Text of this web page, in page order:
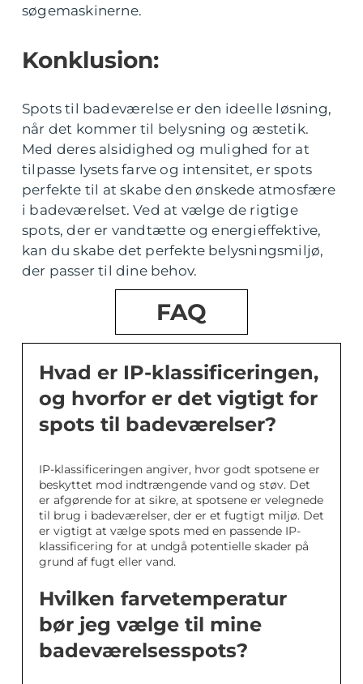
søgemaskinerne.
Konklusion:
Spots til badeværelse er den ideelle løsning,
når det kommer til belysning og æstetik.
Med deres alsidighed og mulighed for at
tilpasse lysets farve og intensitet, er spots
perfekte til at skabe den ønskede atmosfære
i badeværelset. Ved at vælge de rigtige
spots, der er vandtætte og energieffektive,
kan du skabe det perfekte belysningsmiljø,
der passer til dine behov.
FAQ
Hvad er IP-klassificeringen,
og hvorfor er det vigtigt for
spots til badeværelser?
IP-klassificeringen angiver, hvor godt spotsene er
beskyttet mod indtrængende vand og støv. Det
er afgørende for at sikre, at spotsene er velegnede
til brug i badeværelser, der er et fugtigt miljø. Det
er vigtigt at vælge spots med en passende IP-
klassificering for at undgå potentielle skader på
grund af fugt eller vand.
Hvilken farvetemperatur
bør jeg vælge til mine
badeværelsesspots?